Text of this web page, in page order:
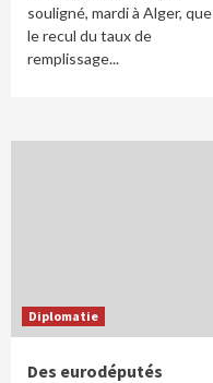
souligné, mardi à Alger, que
le recul du taux de
remplissage...
Diplomatie
Des eurodéputés